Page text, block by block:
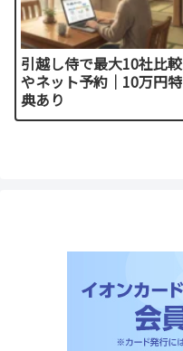
引越し侍で最大10社比較
やネット予約｜10万円特
典あり